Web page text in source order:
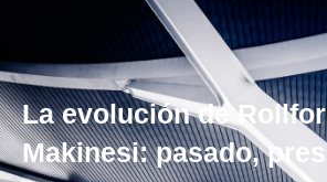
La evolución de
Makinesi: pasado,